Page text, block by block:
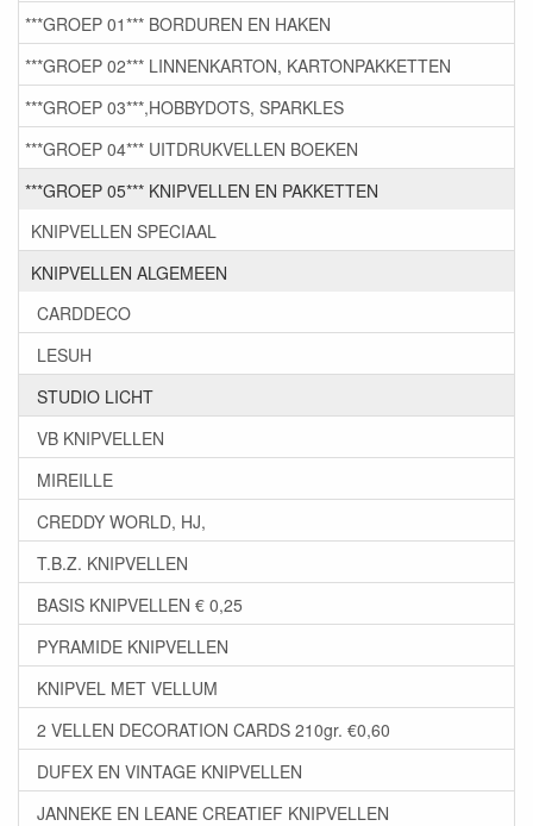
***GROEP 01*** BORDUREN EN HAKEN
***GROEP 02*** LINNENKARTON, KARTONPAKKETTEN
***GROEP 03***,HOBBYDOTS, SPARKLES
***GROEP 04*** UITDRUKVELLEN BOEKEN
***GROEP 05*** KNIPVELLEN EN PAKKETTEN
KNIPVELLEN SPECIAAL
KNIPVELLEN ALGEMEEN
CARDDECO
LESUH
STUDIO LICHT
VB KNIPVELLEN
MIREILLE
CREDDY WORLD, HJ,
T.B.Z. KNIPVELLEN
BASIS KNIPVELLEN € 0,25
PYRAMIDE KNIPVELLEN
KNIPVEL MET VELLUM
2 VELLEN DECORATION CARDS 210gr. €0,60
DUFEX EN VINTAGE KNIPVELLEN
JANNEKE EN LEANE CREATIEF KNIPVELLEN